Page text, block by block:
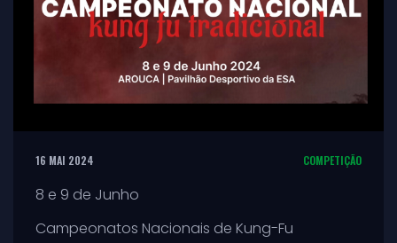
16 MAI 2024 COMPETIÇÃO
8 e 9 de Junho
Campeonatos Nacionais de Kung-Fu